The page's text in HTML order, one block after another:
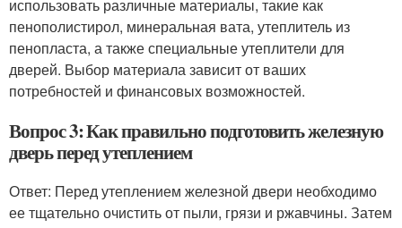
использовать различные материалы, такие как
пенополистирол, минеральная вата, утеплитель из
пенопласта, а также специальные утеплители для
дверей. Выбор материала зависит от ваших
потребностей и финансовых возможностей.
Вопрос 3: Как правильно подготовить железную
дверь перед утеплением
Ответ: Перед утеплением железной двери необходимо
ее тщательно очистить от пыли, грязи и ржавчины. Затем